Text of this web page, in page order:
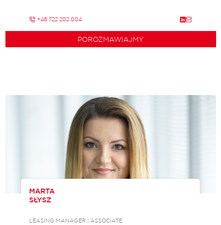
+48 722 202 004
POROZMAWIAJMY
MARTA
SŁYSZ
LEASING MANAGER | ASSOCIATE